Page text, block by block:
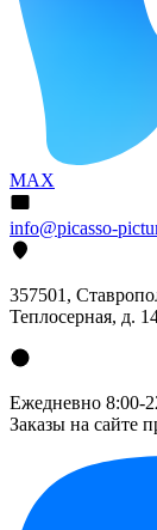
MAX
info@picasso-
357501,
Теплосерная, д.
Ежедневно 8:00-
Заказы на сайте